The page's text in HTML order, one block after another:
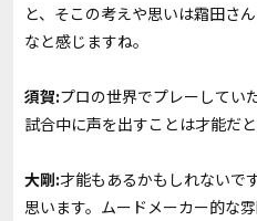
と、そこの考えや思いは霜田さ
なと感じますね。
須賀:プロの世界でプレーしてい
試合中に声を出すことは才能だ
大剛:才能もあるかもしれないで
思います。ムードメーカー的な